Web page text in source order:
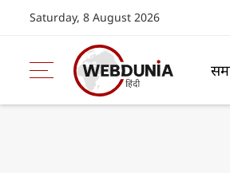
Saturday, 8 August 2026